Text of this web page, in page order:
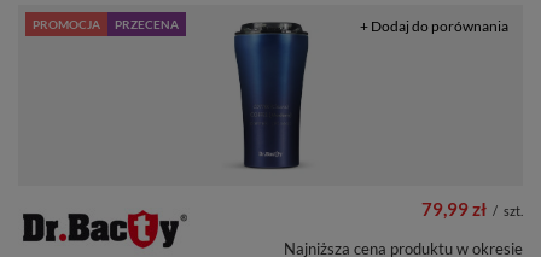
PROMOCJA PRZECENA
79,99 zł / szt.
Najniższa cena produktu w okresie
+ Dodaj do porównania